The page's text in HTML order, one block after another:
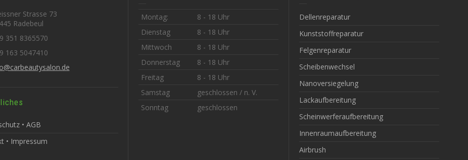
Strasse 73
Radebeul
351 8365570
163 5047410
• AGB
• Impressum
Montag:
8 - 18 Uhr
Dienstag
8 - 18 Uhr
Mittwoch
8 - 18 Uhr
Donnerstag
8 - 18 Uhr
Freitag
8 - 18 Uhr
Samstag
geschlossen / n. V.
Sonntag
geschlossen
Dellenreparatur
Kunststoffreparatur
Felgenreparatur
Scheibenwechsel
Nanoversiegelung
Lackaufbereitung
Scheinwerferaufbereitung
Innenraumaufbereitung
Airbrush